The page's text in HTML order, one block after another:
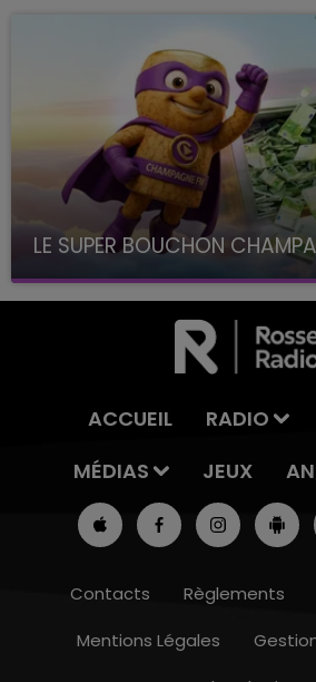
LE SUPER BOUCHON
avec La Famille Champagne FM,
ACCUEIL RADIO
MÉDIAS
JEUX
Contacts Règlements
Mentions Légales